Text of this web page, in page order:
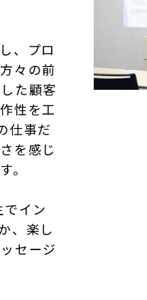
、プロ
々の前
た顧客
性を工
仕事だ
を感じ
。
イン
、楽し
セージ